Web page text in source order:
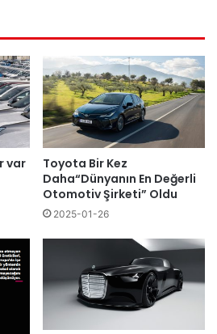
var
Toyota Bir Kez
Daha“Dünyanın En Değerli
Otomotiv Şirketi” Oldu
2025-01-26